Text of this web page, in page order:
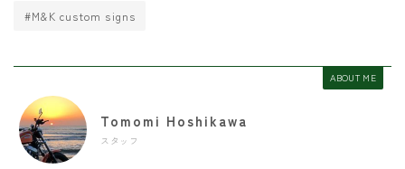
#M&K custom signs
ABOUT ME
Tomomi Hoshikawa
スタッフ